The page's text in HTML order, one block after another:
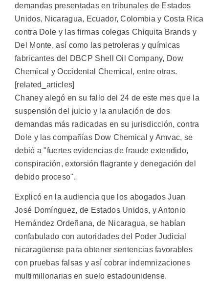
demandas presentadas en tribunales de Estados
Unidos, Nicaragua, Ecuador, Colombia y Costa Rica
contra Dole y las firmas colegas Chiquita Brands y
Del Monte, así como las petroleras y químicas
fabricantes del DBCP Shell Oil Company, Dow
Chemical y Occidental Chemical, entre otras.
[related_articles]
Chaney alegó en su fallo del 24 de este mes que la
suspensión del juicio y la anulación de dos
demandas más radicadas en su jurisdicción, contra
Dole y las compañías Dow Chemical y Amvac, se
debió a "fuertes evidencias de fraude extendido,
conspiración, extorsión flagrante y denegación del
debido proceso".
Explicó en la audiencia que los abogados Juan
José Domínguez, de Estados Unidos, y Antonio
Hernández Ordeñana, de Nicaragua, se habían
confabulado con autoridades del Poder Judicial
nicaragüense para obtener sentencias favorables
con pruebas falsas y así cobrar indemnizaciones
multimillonarias en suelo estadounidense.